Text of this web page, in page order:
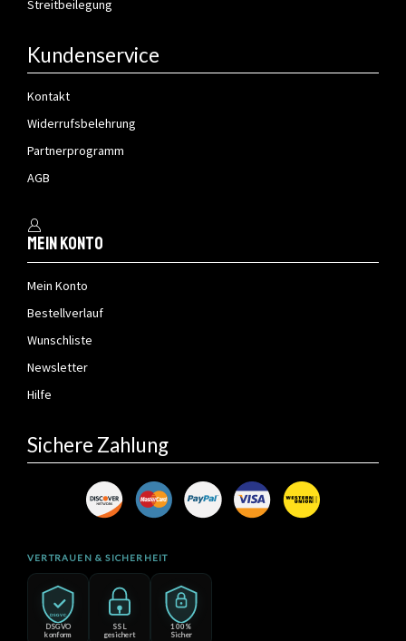
Streitbeilegung
Kundenservice
Kontakt
Widerrufsbelehrung
Partnerprogramm
AGB
Mein Konto
Mein Konto
Bestellverlauf
Wunschliste
Newsletter
Hilfe
Sichere Zahlung
VERTRAUEN & SICHERHEIT
DSGVO
DSGVO
konform
SSL
gesichert
100%
Sicher